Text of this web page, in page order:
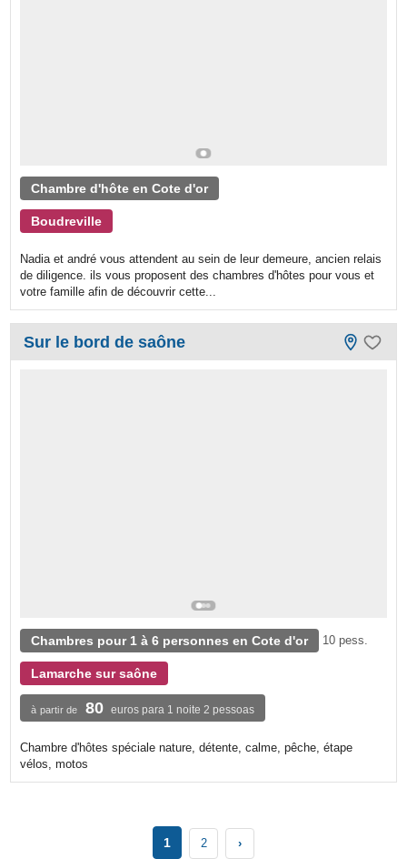
Chambre d'hôte en Cote d'or
Boudreville
Nadia et andré vous attendent au sein de leur demeure, ancien relais
de diligence. ils vous proposent des chambres d'hôtes pour vous et
votre famille afin de découvrir cette...
Sur le bord de saône
Chambres pour 1 à 6 personnes en Cote d'or 10 pess.
Lamarche sur saône
à partir de 80 euros para 1 noite 2 pessoas
Chambre d'hôtes spéciale nature, détente, calme, pêche, étape
vélos, motos
1 2 ›